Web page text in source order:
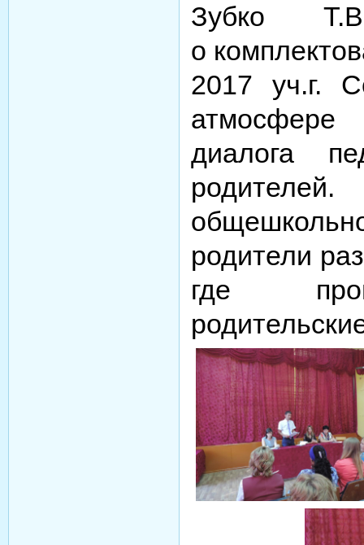
Зубко
о
2017 уч.г.
атмосфере
диалога
родители
где